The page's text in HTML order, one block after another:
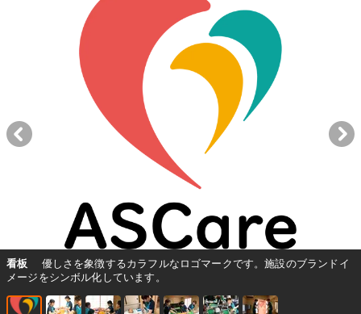
看板
優しさを象徴するカラフルなロゴマークです。施設のブランドイ
メージをシンボル化しています。